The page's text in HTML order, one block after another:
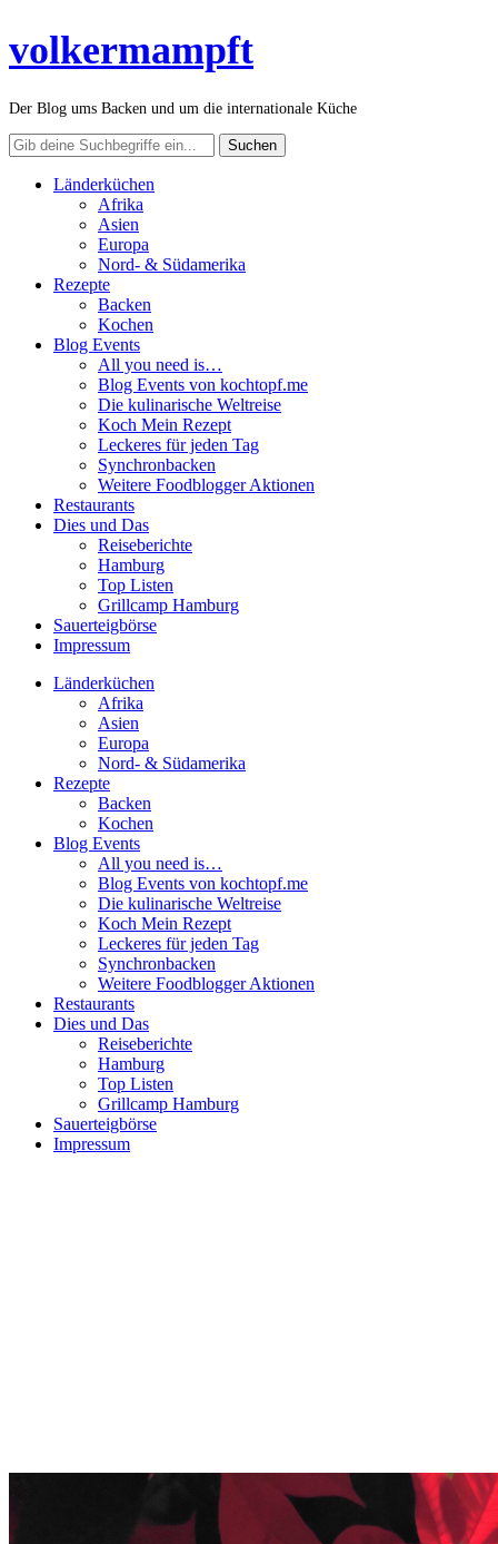
volkermampft
Der Blog ums Backen und um die internationale Küche
Länderküchen
Afrika
Asien
Europa
Nord- & Südamerika
Rezepte
Backen
Kochen
Blog Events
All you need is…
Blog Events von kochtopf.me
Die kulinarische Weltreise
Koch Mein Rezept
Leckeres für jeden Tag
Synchronbacken
Weitere Foodblogger Aktionen
Restaurants
Dies und Das
Reiseberichte
Hamburg
Top Listen
Grillcamp Hamburg
Sauerteigbörse
Impressum
Länderküchen
Afrika
Asien
Europa
Nord- & Südamerika
Rezepte
Backen
Kochen
Blog Events
All you need is…
Blog Events von kochtopf.me
Die kulinarische Weltreise
Koch Mein Rezept
Leckeres für jeden Tag
Synchronbacken
Weitere Foodblogger Aktionen
Restaurants
Dies und Das
Reiseberichte
Hamburg
Top Listen
Grillcamp Hamburg
Sauerteigbörse
Impressum